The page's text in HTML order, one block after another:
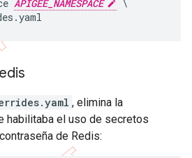
APIGEE_NAMESPACE
\
, elimina la
habilitaba el uso de secretos
de Redis: